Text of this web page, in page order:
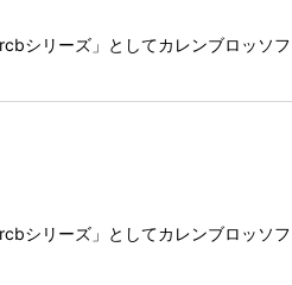
シリーズ」としてカレンブロッソ
シリーズ」としてカレンブロッソ